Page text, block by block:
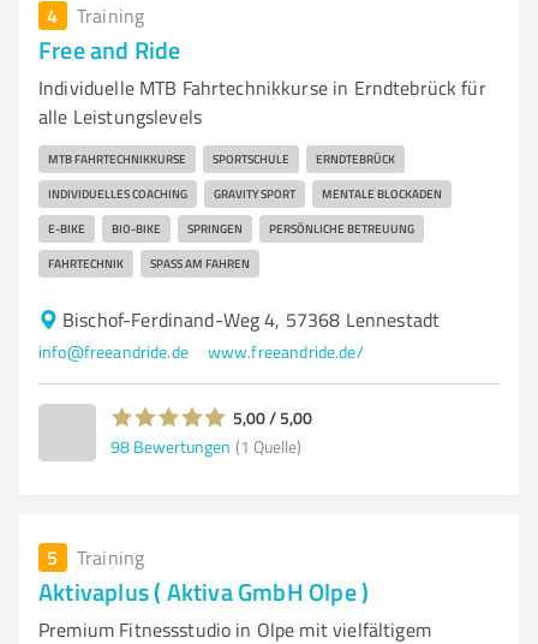
4 Training
Free and Ride
Individuelle MTB Fahrtechnikkurse in Erndtebrück für
alle Leistungslevels
MTB FAHRTECHNIKKURSE SPORTSCHULE ERNDTEBRÜCK
INDIVIDUELLES COACHING GRAVITY SPORT MENTALE BLOCKADEN
E-BIKE BIO-BIKE SPRINGEN PERSÖNLICHE BETREUUNG
FAHRTECHNIK SPASS AM FAHREN
Bischof-Ferdinand-Weg 4, 57368 Lennestadt
info@freeandride.de www.freeandride.de/
5,00 / 5,00
98 Bewertungen (1 Quelle)
5 Training
Aktivaplus ( Aktiva GmbH Olpe )
Premium Fitnessstudio in Olpe mit vielfältigem